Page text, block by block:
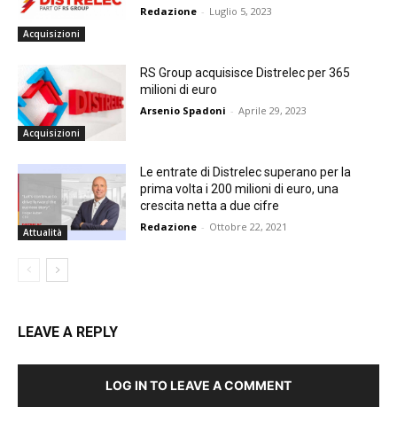
Acquisizioni
Redazione - Luglio 5, 2023
Acquisizioni
RS Group acquisisce Distrelec per 365
milioni di euro
Arsenio Spadoni - Aprile 29, 2023
Attualità
Le entrate di Distrelec superano per la
prima volta i 200 milioni di euro, una
crescita netta a due cifre
Redazione - Ottobre 22, 2021
LEAVE A REPLY
LOG IN TO LEAVE A COMMENT